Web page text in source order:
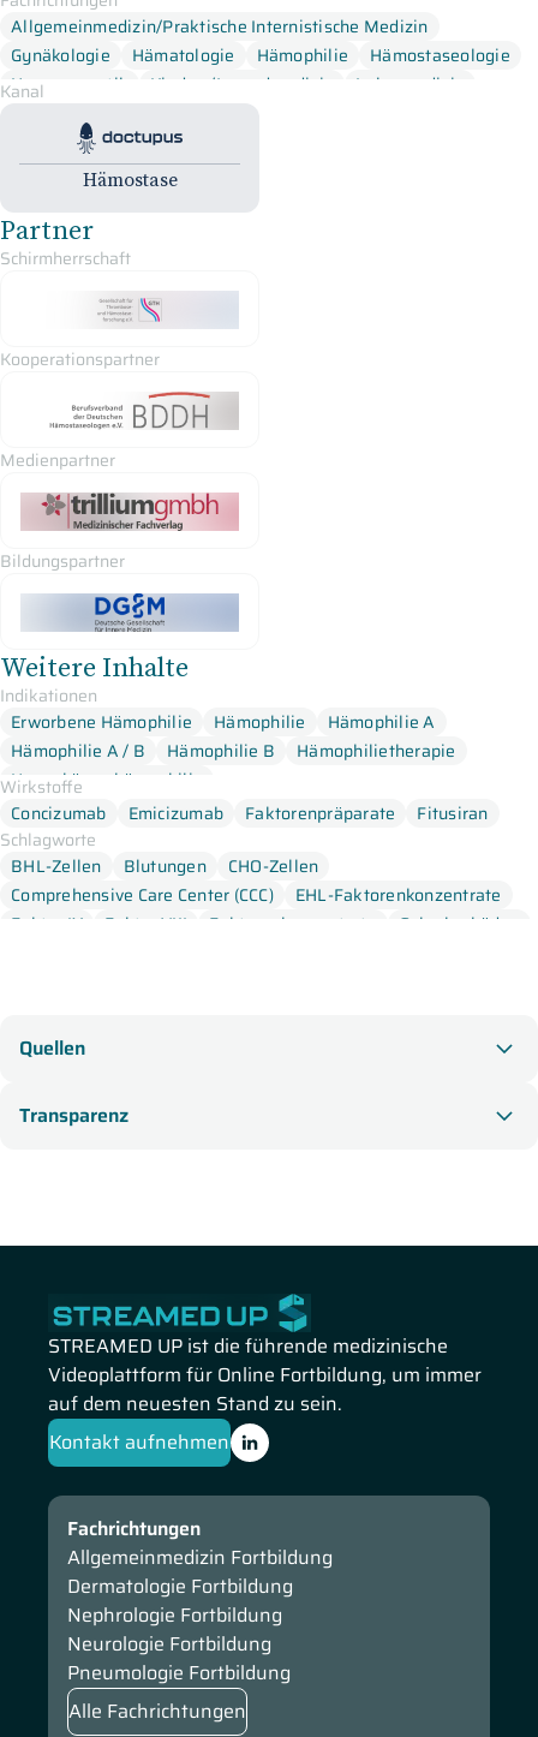
dass Erkrankte ein normales Leben führen können. Im
Fokus stehen die Vermeidung und Behandlung von
Blutungen und Gelenkschäden sowie von Nebenwirkungen
wie Hemmkörpern und Infektionen. In diesem Tutorial
geben wir Ihnen einen Überblick über die Therapie der
Hämophilie.
Allgemeinmedizin/Praktische Internistische Medizin
Gynäkologie
Hämatologie Hämophilie
Hämostaseologie
Humangenetik
Kinder-/Jugendmedizin
Labormedizin
Transfusionsmedizin
Kanal
Doctupus Tutorials
Hämostase
Partner
Schirmherrschaft
Kooperationspartner
Medienpartner
Bildungspartner
Weitere Inhalte
Indikationen
Erworbene Hämophilie
Hämophilie
Hämophilie A
Hämophilie A / B
Hämophilie B
Hämophilietherapie
Hemmkörperhämophilie
Wirkstoffe
Concizumab
Emicizumab Faktorenpräparate
Fitusiran
Schlagworte
BHL-Zellen
Blutungen
CHO-Zellen
Comprehensive Care Center (CCC)
EHL-Faktorenkonzentrate
Faktor IX
Faktor VIII Faktorenkonzentrate
Gelenkschäden
Quellen
Transparenz
STREAMED UP ist die führende medizinische
Videoplattform für Online Fortbildung, um immer
auf dem neuesten Stand zu sein.
Kontakt aufnehmen
Fachrichtungen
Allgemeinmedizin Fortbildung
Dermatologie Fortbildung
Nephrologie Fortbildung
Neurologie Fortbildung
Pneumologie Fortbildung
Alle Fachrichtungen